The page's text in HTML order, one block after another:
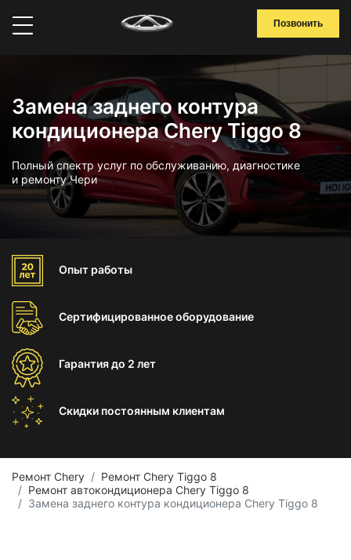
Позвонить
Замена заднего контура
кондиционера Chery Tiggo 8
Полный спектр услуг по обслуживанию, диагностике
и ремонту Чери
Опыт работы
Сертифицированноеоборудование
Гарантиядо 2 лет
Скидки постоянным клиентам
Ремонт Chery
Ремонт Chery Tiggo 8
Ремонт автокондиционера Chery Tiggo 8
Замена заднего контура кондиционера Chery Tiggo 8